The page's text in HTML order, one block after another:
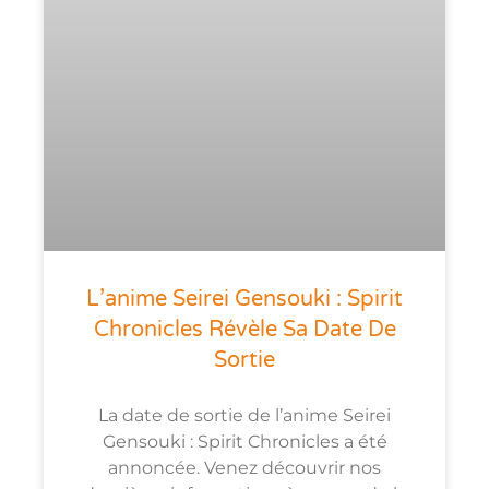
L’anime Seirei Gensouki : Spirit
Chronicles Révèle Sa Date De
Sortie
La date de sortie de l’anime Seirei
Gensouki : Spirit Chronicles a été
annoncée. Venez découvrir nos